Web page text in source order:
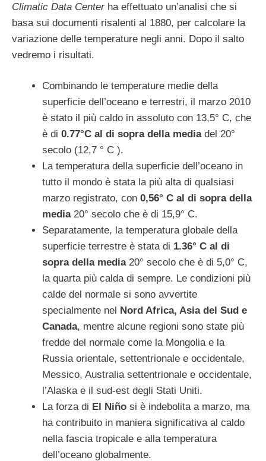
Climatic Data Centerha effettuato un’analisi che si
basa sui documenti risalenti al 1880, per calcolare la
variazione delle temperature negli anni. Dopo il salto
vedremo i risultati.
Combinando le temperature medie della
superficie dell’oceano e terrestri, il marzo 2010
è stato il più caldo in assoluto con 13,5° C, che
è di 0.77°C al di sopra della media del 20°
secolo (12,7 ° C ).
La temperatura della superficie dell’oceano in
tutto il mondo è stata la più alta di qualsiasi
marzo registrato, con 0,56° C al di sopra della
media20° secolo che è di 15,9° C.
Separatamente, la temperatura globale della
superficie terrestre è stata di 1.36° C al di
sopra della media20° secolo che è di 5,0° C,
la quarta più calda di sempre. Le condizioni più
calde del normale si sono avvertite
specialmente nel
Nord Africa, Asia del Sud e
Canada, mentre alcune regioni sono state più
fredde del normale come la Mongolia e la
Russia orientale, settentrionale e occidentale,
Messico, Australia settentrionale e occidentale,
l’Alaska e il sud-est degli Stati Uniti.
La forza di El Niño si è indebolita a marzo, ma
ha contribuito in maniera significativa al caldo
nella fascia tropicale e alla temperatura
dell’oceano globalmente.